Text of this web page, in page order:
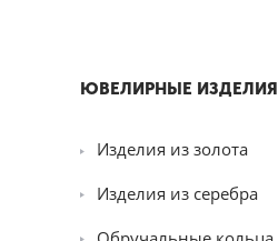
ЮВЕЛИРНЫЕ ИЗДЕЛИЯ
Изделия из золота
Изделия из серебра